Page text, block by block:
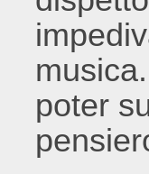
poter